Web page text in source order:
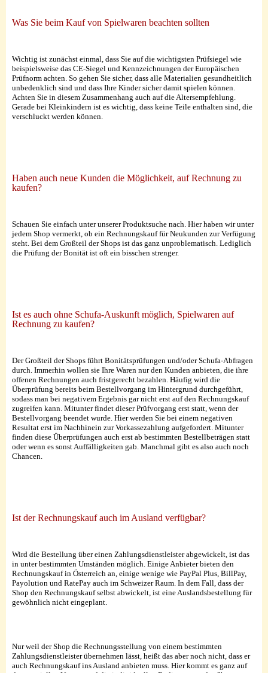
Was Sie beim Kauf von Spielwaren beachten sollten
Wichtig ist zunächst einmal, dass Sie auf die wichtigsten Prüfsiegel wie
beispielsweise das CE-Siegel und Kennzeichnungen der Europäischen
Prüfnorm achten. So gehen Sie sicher, dass alle Materialien gesundheitlich
unbedenklich sind und dass Ihre Kinder sicher damit spielen können.
Achten Sie in diesem Zusammenhang auch auf die Altersempfehlung.
Gerade bei Kleinkindern ist es wichtig, dass keine Teile enthalten sind, die
verschluckt werden können.
Haben auch neue Kunden die Möglichkeit, auf Rechnung zu
kaufen?
Schauen Sie einfach unter unserer Produktsuche nach. Hier haben wir unter
jedem Shop vermerkt, ob ein Rechnungskauf für Neukunden zur Verfügung
steht. Bei dem Großteil der Shops ist das ganz unproblematisch. Lediglich
die Prüfung der Bonität ist oft ein bisschen strenger.
Ist es auch ohne Schufa-Auskunft möglich, Spielwaren auf
Rechnung zu kaufen?
Der Großteil der Shops führt Bonitätsprüfungen und/oder Schufa-Abfragen
durch. Immerhin wollen sie Ihre Waren nur den Kunden anbieten, die ihre
offenen Rechnungen auch fristgerecht bezahlen. Häufig wird die
Überprüfung bereits beim Bestellvorgang im Hintergrund durchgeführt,
sodass man bei negativem Ergebnis gar nicht erst auf den Rechnungskauf
zugreifen kann. Mitunter findet dieser Prüfvorgang erst statt, wenn der
Bestellvorgang beendet wurde. Hier werden Sie bei einem negativen
Resultat erst im Nachhinein zur Vorkassezahlung aufgefordert. Mitunter
finden diese Überprüfungen auch erst ab bestimmten Bestellbeträgen statt
oder wenn es sonst Auffälligkeiten gab. Manchmal gibt es also auch noch
Chancen.
Ist der Rechnungskauf auch im Ausland verfügbar?
Wird die Bestellung über einen Zahlungsdienstleister abgewickelt, ist das
in unter bestimmten Umständen möglich. Einige Anbieter bieten den
Rechnungskauf in Österreich an, einige wenige wie PayPal Plus, BillPay,
Payolution und RatePay auch im Schweizer Raum. In dem Fall, dass der
Shop den Rechnungskauf selbst abwickelt, ist eine Auslandsbestellung für
gewöhnlich nicht eingeplant.
Nur weil der Shop die Rechnungsstellung von einem bestimmten
Zahlungsdienstleister übernehmen lässt, heißt das aber noch nicht, dass er
auch Rechnungskauf ins Ausland anbieten muss. Hier kommt es ganz auf